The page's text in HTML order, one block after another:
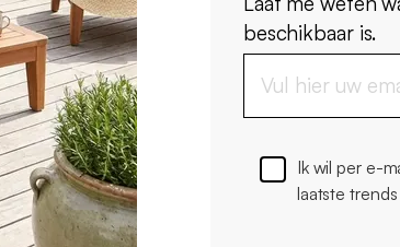
beschikbaar is.
Ik wil per e-
laatste